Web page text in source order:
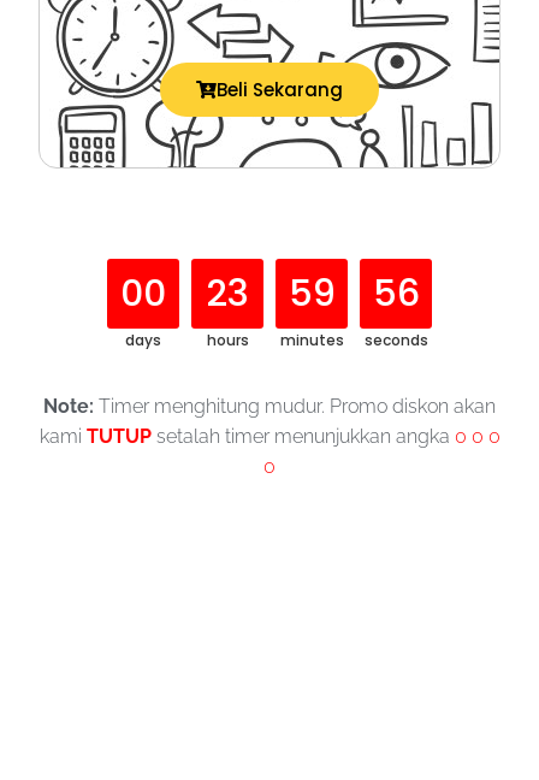
Beli Sekarang
00
days
23
hours
59
minutes
55
seconds
Note: Timer menghitung mudur. Promo diskon akan
kami TUTUPsetalah timer menunjukkan angka 0 0 0
0